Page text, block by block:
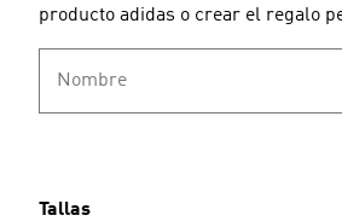
producto adidas o crear el regalo
Nombre
Tallas